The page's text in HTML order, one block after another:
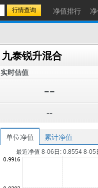
净值排行
九泰锐升混合
实时估值
--
--
单位净值 累计净值
最近净值 8-06日: 0.8554 8-